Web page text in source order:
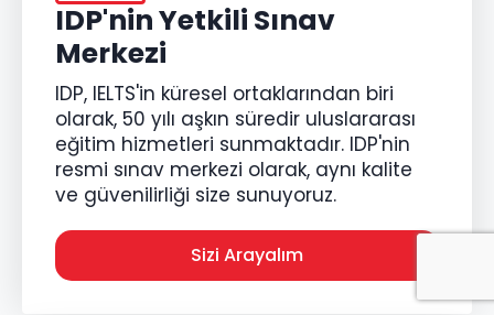
IDP'nin Yetkili Sınav
Merkezi
IDP, IELTS'in küresel ortaklarından biri
olarak, 50 yılı aşkın süredir uluslararası
eğitim hizmetleri sunmaktadır. IDP'nin
resmi sınav merkezi olarak, aynı kalite
ve güvenilirliği size sunuyoruz.
Sizi Arayalım